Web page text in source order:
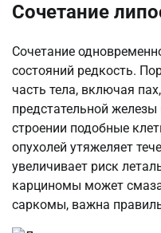
Сочетание
Сочетание
состояний редкость.
часть тела, включая
предстательной
строении подобные
опухолей утяжеляет
увеличивает риск
карциномы может
саркомы, важна